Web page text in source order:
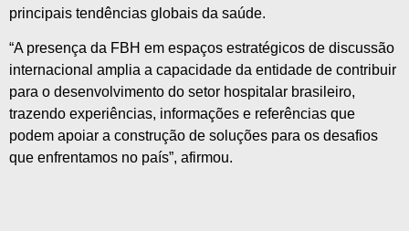
principais tendências globais da saúde.
“A presença da FBH em espaços estratégicos de discussão
internacional amplia a capacidade da entidade de contribuir
para o desenvolvimento do setor hospitalar brasileiro,
trazendo experiências, informações e referências que
podem apoiar a construção de soluções para os desafios
que enfrentamos no país”, afirmou.